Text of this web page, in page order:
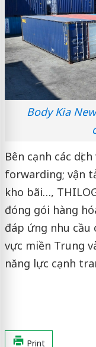
Body Kia
Bên cạnh các
forwarding; vận
kho bãi…,
đóng gói hàng
đáp ứng nhu cầu
vực miền Trung
năng lực cạnh
Print